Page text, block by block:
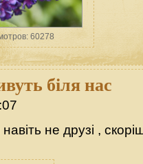
60278
біля нас
не друзі ,